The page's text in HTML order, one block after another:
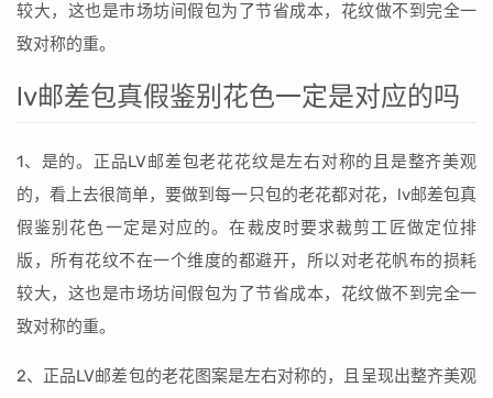
较大，这也是市场坊间假包为了节省成本，花纹做不到完全一
致对称的重。
lv邮差包真假鉴别花色一定是对应的吗
1、是的。正品LV邮差包老花花纹是左右对称的且是整齐美观
的，看上去很简单，要做到每一只包的老花都对花，lv邮差包真
假鉴别花色一定是对应的。在裁皮时要求裁剪工匠做定位排
版，所有花纹不在一个维度的都避开，所以对老花帆布的损耗
较大，这也是市场坊间假包为了节省成本，花纹做不到完全一
致对称的重。
2、正品LV邮差包的老花图案是左右对称的，且呈现出整齐美观